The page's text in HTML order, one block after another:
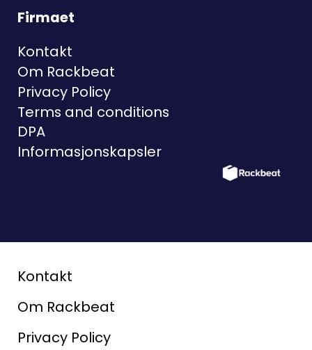
Firmaet
Kontakt
Om Rackbeat
Privacy Policy
Terms and conditions
DPA
Informasjonskapsler
Kontakt
Om Rackbeat
Privacy Policy